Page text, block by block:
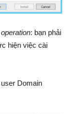
: bạn phải
hiện việc cài
Domain